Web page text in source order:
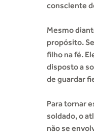
consciente
Mesmo
propósito.
filho na fé.
disposto a
de guardar
Para tornar
soldado, o
não se